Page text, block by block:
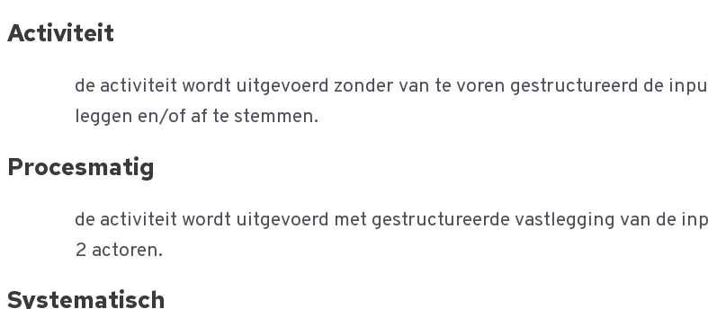
Activiteit
de activiteit wordt uitgevoerd zonder van te voren gestructureerd de
leggen en/of af te stemmen.
Procesmatig
de activiteit wordt uitgevoerd met gestructureerde vastlegging van de
2 actoren.
Systematisch